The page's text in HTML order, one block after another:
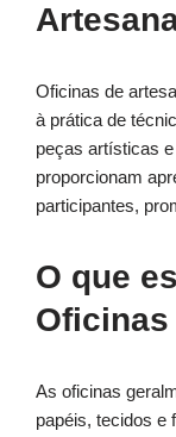
Oficinas de
à prática de
peças artísticas
proporcionam
participantes,
O que
Oficinas
As oficinas
papéis, tecidos e